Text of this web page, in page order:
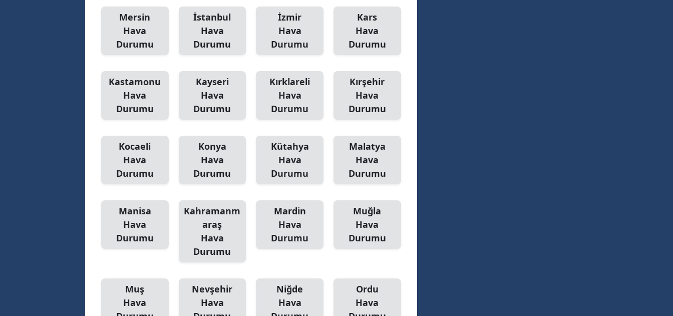
Mersin
Hava
Durumu
İstanbul
Hava
Durumu
İzmir
Hava
Durumu
Kars
Hava
Durumu
Kastamonu
Hava
Durumu
Kayseri
Hava
Durumu
Kırklareli
Hava
Durumu
Kırşehir
Hava
Durumu
Kocaeli
Hava
Durumu
Konya
Hava
Durumu
Kütahya
Hava
Durumu
Malatya
Hava
Durumu
Manisa
Hava
Durumu
Kahramanm
araş
Hava
Durumu
Mardin
Hava
Durumu
Muğla
Hava
Durumu
Muş
Hava
Nevşehir
Hava
Niğde
Hava
Ordu
Hava